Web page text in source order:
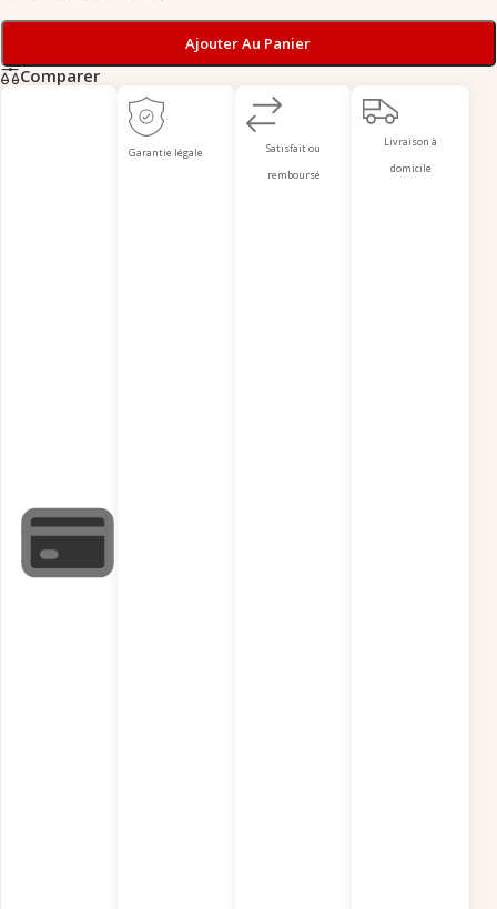
Ajouter Au Panier
Comparer
Garantie légale
Satisfait ou
remboursé
Livraison à
domicile